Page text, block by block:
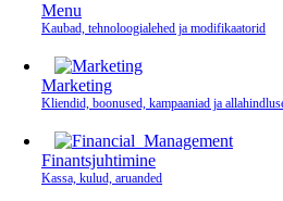
Menu
Kaubad, tehnoloogialehed ja modifikaatorid
Marketing
Kliendid, boonused, kampaaniad ja
Finantsjuhtimine
Kassa, kulud, aruanded